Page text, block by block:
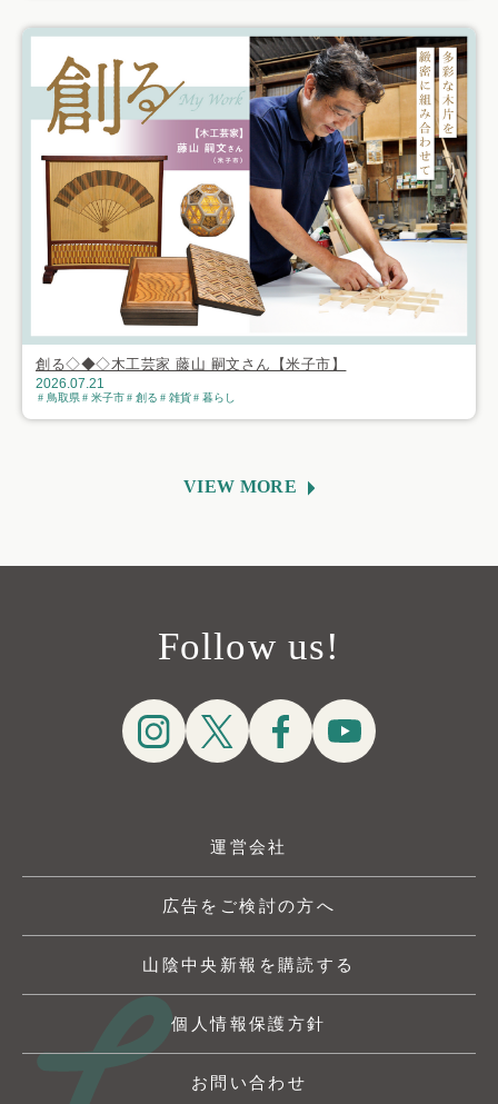
創る◇◆◇木工芸家 藤山 嗣文さん【米子市】
2026.07.21
鳥取県 米子市 創る 雑貨 暮らし
VIEW MORE
Follow us!
運営会社
広告をご検討の方へ
山陰中央新報を購読する
個人情報保護方針
お問い合わせ